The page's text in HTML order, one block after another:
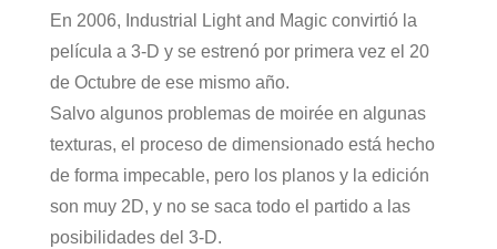
En 2006, Industrial Light and Magic convirtió la
película a 3-D y se estrenó por primera vez el 20
de Octubre de ese mismo año.
Salvo algunos problemas de moirée en algunas
texturas, el proceso de dimensionado está hecho
de forma impecable, pero los planos y la edición
son muy 2D, y no se saca todo el partido a las
posibilidades del 3-D.